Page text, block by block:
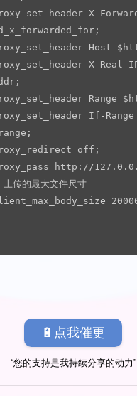
🔋点我催更
“您的支持是我持续分享的动力”